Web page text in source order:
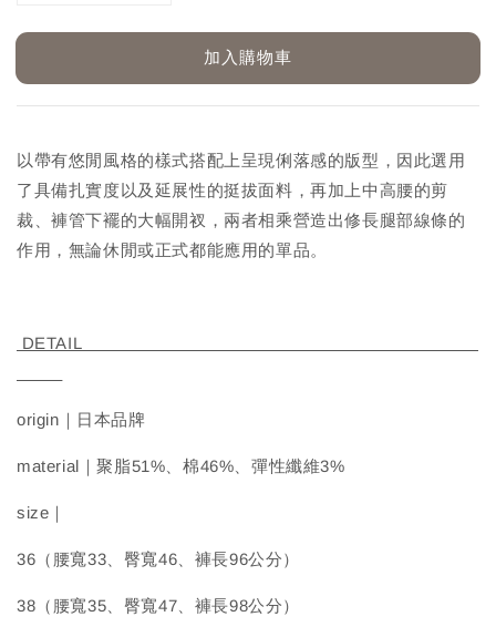
加入購物車
以帶有悠閒風格的樣式搭配上呈現俐落感的版型，因此選用
了具備扎實度以及延展性的挺拔面料，再加上中高腰的剪
裁、褲管下襬的大幅開衩，兩者相乘營造出修長腿部線條的
作用，無論休閒或正式都能應用的單品。
DETAIL
origin｜日本品牌
material｜聚脂51%、棉46%、彈性纖維3%
size｜
36（腰寬33、臀寬46、褲長96公分）
38（腰寬35、臀寬47、褲長98公分）